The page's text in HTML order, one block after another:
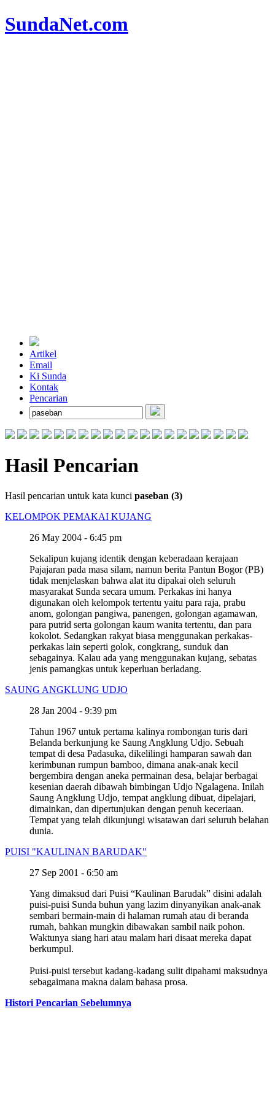
SundaNet.com
Artikel
Email
Ki Sunda
Kontak
Pencarian
Hasil Pencarian
Hasil pencarian untuk kata kunci paseban (3)
KELOMPOK PEMAKAI KUJANG
26 May 2004 - 6:45 pm
Sekalipun kujang identik dengan keberadaan kerajaan
Pajajaran pada masa silam, namun berita Pantun Bogor (PB)
tidak menjelaskan bahwa alat itu dipakai oleh seluruh
masyarakat Sunda secara umum. Perkakas ini hanya
digunakan oleh kelompok tertentu yaitu para raja, prabu
anom, golongan pangiwa, panengen, golongan agamawan,
para putrid serta golongan kaum wanita tertentu, dan para
kokolot. Sedangkan rakyat biasa menggunakan perkakas-
perkakas lain seperti golok, congkrang, sunduk dan
sebagainya. Kalau ada yang menggunakan kujang, sebatas
jenis pamangkas untuk keperluan berladang.
SAUNG ANGKLUNG UDJO
28 Jan 2004 - 9:39 pm
Tahun 1967 untuk pertama kalinya rombongan turis dari
Belanda berkunjung ke Saung Angklung Udjo. Sebuah
tempat di desa Padasuka, dikelilingi hamparan sawah dan
kerimbunan rumpun bamboo, dimana anak-anak kecil
bergembira dengan aneka permainan desa, belajar berbagai
kesenian daerah dibawah bimbingan Udjo Ngalagena. Inilah
Saung Angklung Udjo, tempat angklung dibuat, dipelajari,
dimainkan, dan dipertunjukan dengan penuh keceriaan.
Tempat yang telah dikunjungi wisatawan dari seluruh belahan
dunia.
PUISI "KAULINAN BARUDAK"
27 Sep 2001 - 6:50 am
Yang dimaksud dari Puisi “Kaulinan Barudak” disini adalah
puisi-puisi Sunda buhun yang lazim dinyanyikan anak-anak
sembari bermain-main di halaman rumah atau di beranda
rumah, bahkan mungkin dibawakan sambil naik pohon.
Waktunya siang hari atau malam hari disaat mereka dapat
berkumpul.
Puisi-puisi tersebut kadang-kadang sulit dipahami maksudnya
sebagaimana makna dalam bahasa prosa.
Histori Pencarian Sebelumnya